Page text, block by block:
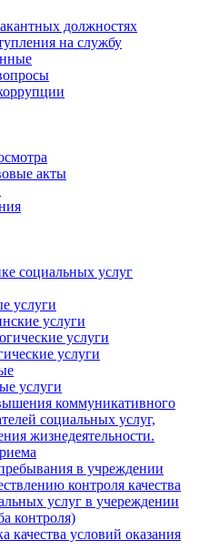
должностях
на службу
акты
социальных услуг
услуги
услуги
услуги
услуги
услуги
коммуникативного
социальных услуг,
жизнедеятельности.
в учреждении
контроля качества
услуг в учереждении
контроля)
качества условий оказания